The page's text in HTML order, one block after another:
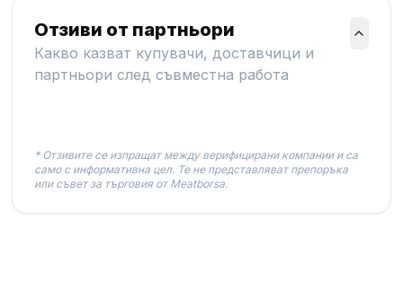
Отзиви от партньори
Какво казват купувачи, доставчици и
партньори след съвместна работа
* Отзивите се изпращат между верифицирани компании и са
само с информативна цел. Те не представляват препоръка
или съвет за търговия от Meatborsa.